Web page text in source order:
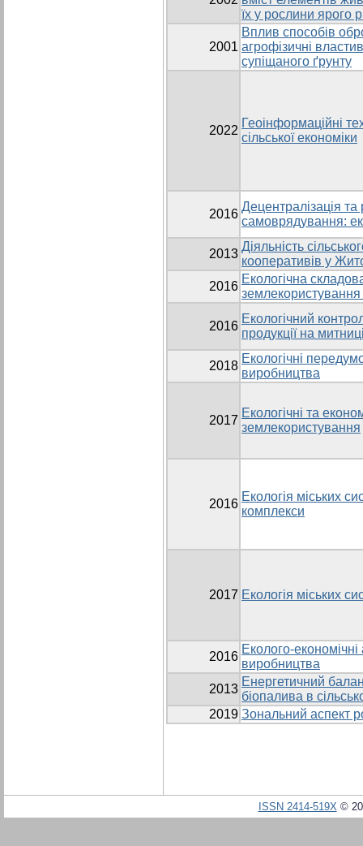
їх у рослини ярого
2001
Вплив способів
агрофізичні
супіщаного ґрунту
2022
Геоінформаційні
сільської економіки
2016
Децентралізація та
самоврядування:
2013
Діяльність
кооперативів у
2016
Екологічна
2016
Екологічний
продукції на
2018
Екологічні
виробництва
2017
Екологічні та
землекористування
2016
Екологія міських
комплекси
2017 Екологія міських
2016
Еколого-економічні
виробництва
2013
Енергетичний
біопалива в
2019 Зональний аспект
ISSN 2414-519X©